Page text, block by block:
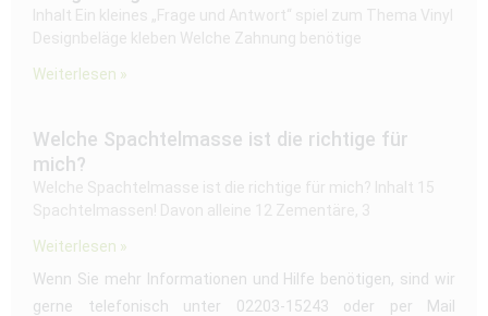
Inhalt Ein kleines „Frage und Antwort“ spiel zum Thema Vinyl
Designbeläge kleben Welche Zahnung benötige
Weiterlesen »
Welche Spachtelmasse ist die richtige für
mich?
Welche Spachtelmasse ist die richtige für mich? Inhalt 15
Spachtelmassen! Davon alleine 12 Zementäre, 3
Weiterlesen »
Wenn Sie mehr Informationen und Hilfe benötigen, sind wir
gerne telefonisch unter 02203-15243 oder per Mail